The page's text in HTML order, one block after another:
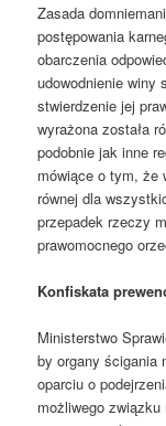
Zasada
postępowania
obarczenia
udowodnienie winy
stwierdzenie jej
wyrażona została
podobnie jak inne
mówiące o tym, że
równej dla
przepadek rzeczy
prawomocnego
Konfiskata
Ministerstwo
by organy ścigania
oparciu o
możliwego